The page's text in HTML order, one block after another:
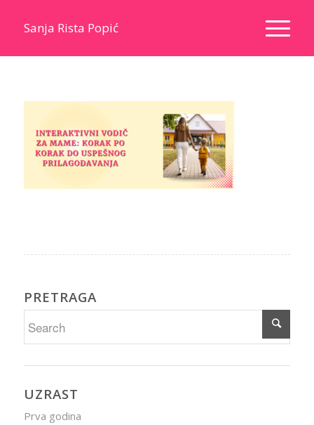
Sanja Rista Popić
PRETRAGA
UZRAST
Prva godina